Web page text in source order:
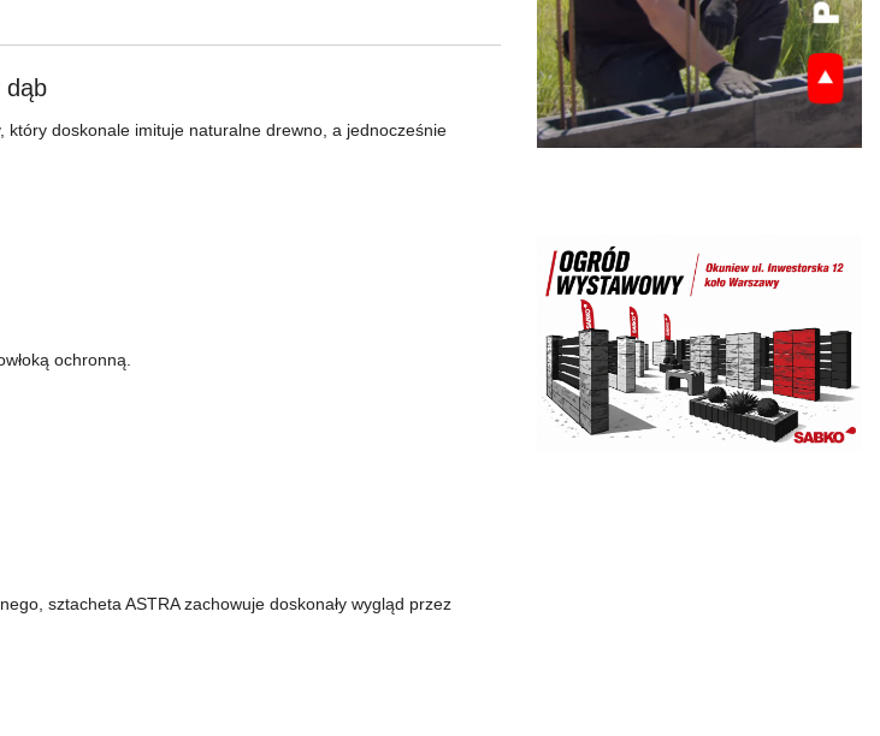
dąb
który doskonale imituje naturalne drewno, a jednocześnie
ochronną.
sztacheta ASTRA zachowuje doskonały wygląd przez